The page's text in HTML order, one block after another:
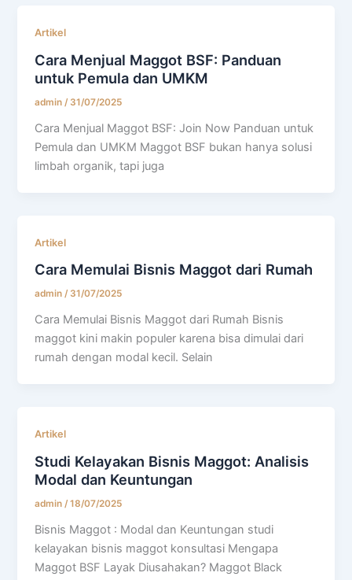
Artikel
Cara Menjual Maggot BSF: Panduan
untuk Pemula dan UMKM
admin/ 31/07/2025
Cara Menjual Maggot BSF: Join Now Panduan untuk
Pemula dan UMKM Maggot BSF bukan hanya solusi
limbah organik, tapi juga
Artikel
Cara Memulai Bisnis Maggot dari Rumah
admin/ 31/07/2025
Cara Memulai Bisnis Maggot dari Rumah Bisnis
maggot kini makin populer karena bisa dimulai dari
rumah dengan modal kecil. Selain
Artikel
Studi Kelayakan Bisnis Maggot: Analisis
Modal dan Keuntungan
admin /18/07/2025
Bisnis Maggot : Modal dan Keuntungan studi
kelayakan bisnis maggot konsultasi Mengapa
Maggot BSF Layak Diusahakan? Maggot Black